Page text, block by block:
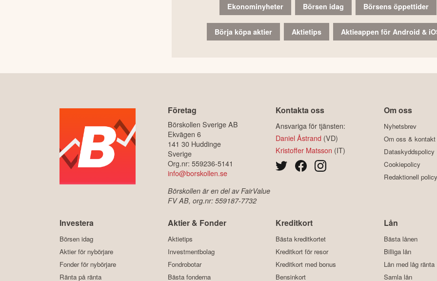
Ekonominyheter Börsen idag Börsens öppettider
Börja köpa aktier Aktietips Aktieappen för Android &
Företag
Börskollen Sverige AB
Ekvägen 6
141 30 Huddinge
Sverige
Org.nr: 559236-5141
info@borskollen.se
Börskollen är en del av FairValue
FV AB, org.nr: 559187-7732
Kontakta oss
Ansvariga för tjänsten:
Daniel Åstrand (VD)
Kristoffer Matsson (IT)
Om oss
Nyhetsbrev
Om oss & kontakt
Dataskyddspolicy
Cookiepolicy
Redaktionell policy
Investera
Börsen idag
Aktier för nybörjare
Fonder för nybörjare
Ränta på ränta
Aktier & Fonder
Aktietips
Investmentbolag
Fondrobotar
Bästa fonderna
Kreditkort
Bästa kreditkortet
Kreditkort för resor
Kreditkort med bonus
Bensinkort
Lån
Bästa lånen
Billiga lån
Lån med låg ränta
Samla lån